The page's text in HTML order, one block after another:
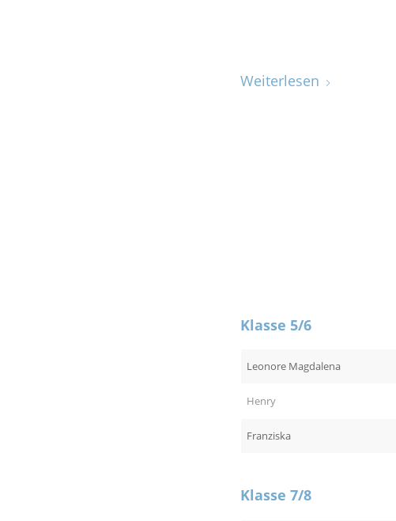
Weiterlesen
Klasse 5/6
Leonore Magdalena
Henry
Franziska
Klasse 7/8